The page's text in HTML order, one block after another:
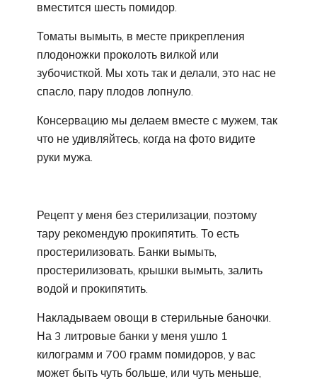
вместится шесть помидор.
Томаты вымыть, в месте прикрепления
плодоножки проколоть вилкой или
зубочисткой. Мы хоть так и делали, это нас не
спасло, пару плодов лопнуло.
Консервацию мы делаем вместе с мужем, так
что не удивляйтесь, когда на фото видите
руки мужа.
Рецепт у меня без стерилизации, поэтому
тару рекомендую прокипятить. То есть
простерилизовать. Банки вымыть,
простерилизовать, крышки вымыть, залить
водой и прокипятить.
Накладываем овощи в стерильные баночки.
На 3 литровые банки у меня ушло 1
килограмм и 700 грамм помидоров, у вас
может быть чуть больше, или чуть меньше,